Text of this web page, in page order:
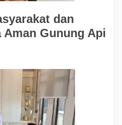
dan
Gunung Api